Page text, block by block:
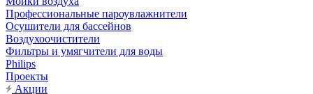
Профессиональные пароувлажнители
Осушители для бассейнов
Воздухоочистители
Фильтры и умягчители для воды
Philips
Проекты
Акции